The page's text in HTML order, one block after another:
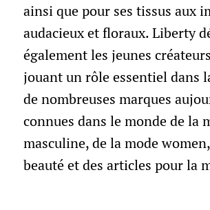
ainsi que pour ses tissus aux
audacieux et floraux. Liberty
également les jeunes
jouant un rôle essentiel dans
de nombreuses marques
connues dans le monde de la
masculine, de la mode
beauté et des articles pour la